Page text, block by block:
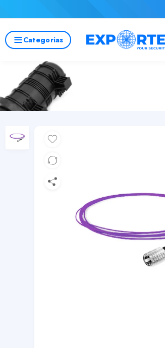
Categorias